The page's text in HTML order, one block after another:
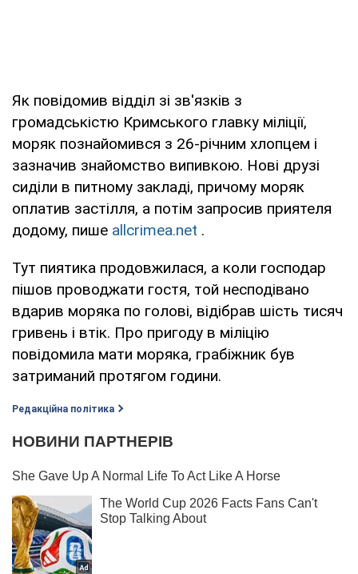
Як повідомив відділ зі зв'язків з
громадськістю Кримського главку міліції,
моряк познайомився з 26-річним хлопцем і
зазначив знайомство випивкою. Нові друзі
сиділи в питному закладі, причому моряк
оплатив застілля, а потім запросив приятеля
додому, пише allcrimea.net .
Тут пиятика продовжилася, а коли господар
пішов проводжати гостя, той несподівано
вдарив моряка по голові, відібрав шість тисяч
гривень і втік. Про пригоду в міліцію
повідомила мати моряка, грабіжник був
затриманий протягом години.
Редакційна політика